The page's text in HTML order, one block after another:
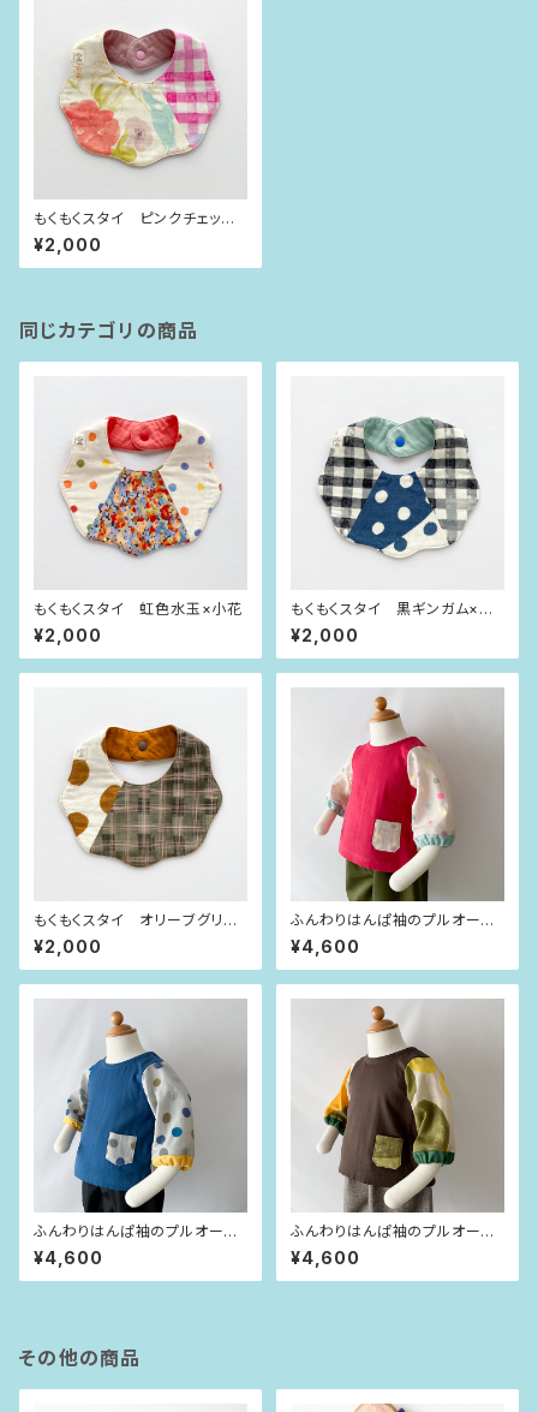
もくもくスタイ ピンクチェック×
お花
¥2,000
同じカテゴリの商品
もくもくスタイ 虹色水玉×小花
¥2,000
もくもくスタイ 黒ギンガム×イ
ンディゴブルー水玉
¥2,000
もくもくスタイ オリーブグリー
ンチェック×大きな水玉
¥2,000
ふんわりはんぱ袖のプルオーバ
ー ビビッドピンク×dot（80siz
e）
¥4,600
ふんわりはんぱ袖のプルオーバ
ー インディゴブルー×dot（80si
ze）
¥4,600
ふんわりはんぱ袖のプルオーバ
ー チョコレート×curve（80siz
e）
¥4,600
その他の商品